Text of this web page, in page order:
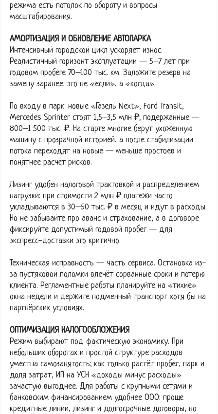
режима есть потолок по обороту и вопросы
масштабирования.
АМОРТИЗАЦИЯ И ОБНОВЛЕНИЕ АВТОПАРКА
Интенсивный городской цикл ускоряет износ.
Реалистичный горизонт эксплуатации — 5–7 лет при
годовом пробеге 70–100 тыс. км. Заложите резерв на
замену заранее: это не «если», а «когда».
По входу в парк: новые «Газель Next», Ford Transit,
Mercedes Sprinter стоят 1,5–3,5 млн ₽; подержанные —
800–1 500 тыс. ₽. На старте многие берут ухоженную
машину с прозрачной историей, а после стабилизации
потока переходят на новые — меньше простоев и
понятнее расчёт рисков.
Лизинг удобен налоговой трактовкой и распределением
нагрузки: при стоимости 2 млн ₽ платежи часто
укладываются в 30–50 тыс. ₽ в месяц и идут в расходы.
Но не забывайте про аванс и страхование, а в договоре
фиксируйте допустимый годовой пробег — для
экспресс-доставки это критично.
Техническая исправность — часть сервиса. Остановка из-
за пустяковой поломки влечёт сорванные сроки и потерю
клиента. Регламентные работы планируйте на «тихие»
окна недели и держите подменный транспорт хотя бы на
партнёрских условиях.
ОПТИМИЗАЦИЯ НАЛОГООБЛОЖЕНИЯ
Режим выбирают под фактическую экономику. При
небольших оборотах и простой структуре расходов
уместна самозанятость; как только растёт пробег, парк и
доля затрат, ИП на УСН «доходы минус расходы»
зачастую выгоднее. Для работы с крупными сетями и
банковским финансированием удобнее ООО: проще
кредитные линии, лизинг и долгосрочные договоры, но